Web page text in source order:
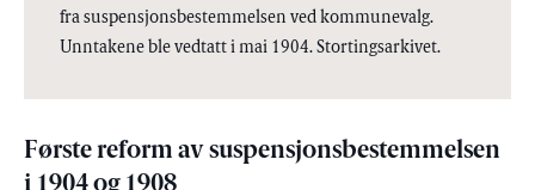
fra suspensjonsbestemmelsen ved kommunevalg.
Unntakene ble vedtatt i mai 1904. Stortingsarkivet.
Første reform av suspensjonsbestemmelsen